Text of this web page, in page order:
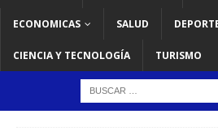
ECONOMICAS SALUD
CIENCIA Y TECNOLOGÍA TURISMO